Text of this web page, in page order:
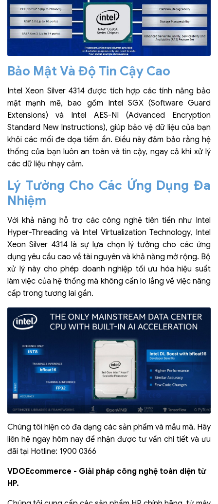
Bảo Mật Và Độ Tin Cậy Cao
Intel Xeon Silver 4314 được tích hợp các tính năng bảo
mật mạnh mẽ, bao gồm Intel SGX (Software Guard
Extensions) và Intel AES-NI (Advanced Encryption
Standard New Instructions), giúp bảo vệ dữ liệu của bạn
khỏi các mối đe dọa tiềm ẩn. Điều này đảm bảo rằng hệ
thống của bạn luôn an toàn và tin cậy, ngay cả khi xử lý
các dữ liệu nhạy cảm.
Lý Tưởng Cho Các Ứng Dụng Đa
Nhiệm
Với khả năng hỗ trợ các công nghệ tiên tiến như Intel
Hyper-Threading và Intel Virtualization Technology, Intel
Xeon Silver 4314 là sự lựa chọn lý tưởng cho các ứng
dụng yêu cầu cao về tài nguyên và khả năng mở rộng. Bộ
xử lý này cho phép doanh nghiệp tối ưu hóa hiệu suất
làm việc của hệ thống mà không cần lo lắng về việc nâng
cấp trong tương lai gần.
Chúng tôi hiện có đa dạng các sản phẩm và mẫu mã. Hãy
liên hệ ngay hôm nay để nhận được tư vấn chi tiết và ưu
đãi tại Hotline: 1900 0366
VDOEcommerce - Giải pháp công nghệ toàn diện từ
HP.